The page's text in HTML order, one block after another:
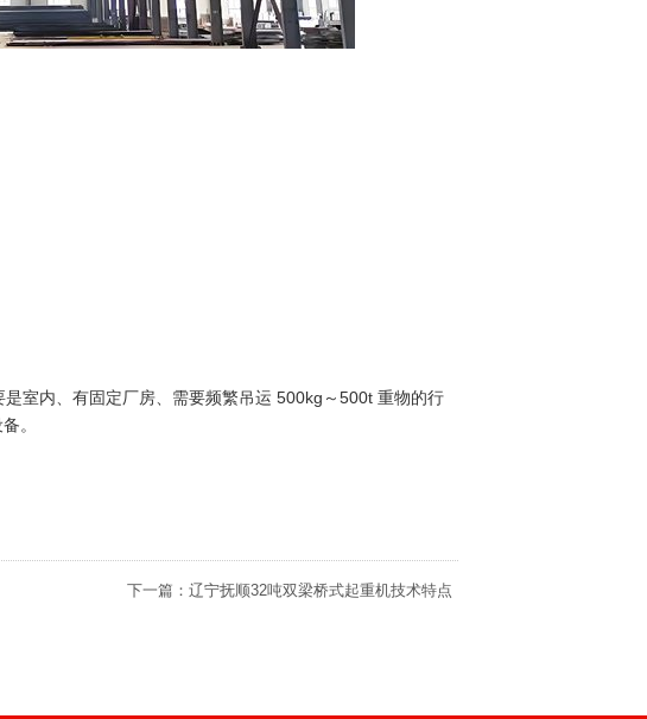
室内、有固定厂房、需要频繁吊运 500kg～500t 重物的行
。
下一篇： 辽宁抚顺32吨双梁桥式起重机技术特点